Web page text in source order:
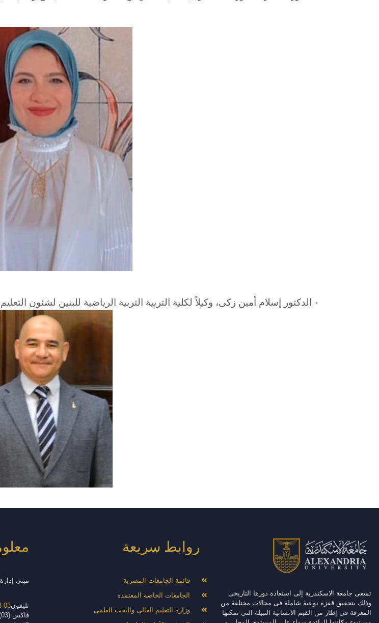
٠ الدكتور إسلام أمين زكى، وكيلاً لكلية التربية التربية الرياضية للبنين لشئون التعليم والطلاب، وذلك لمدة ثلاث سنوات.
تسعى جامعة الاسكندرية إلى استعادة دورها التاريخى
وذلك بتحقيق قفزة نوعية شاملة فى مجالات مختلفة من
المعرفة فى إطار من القيم الانسانية النبيلة التى تمكنها
روابط سريعة
قائمة الجامعات المصرية
الجامعات الخاصة المعتمدة
وزارة التعليم العالى والبحث العلمى
مبنى
تليفون03 5921678
فاكس (03) 5921675